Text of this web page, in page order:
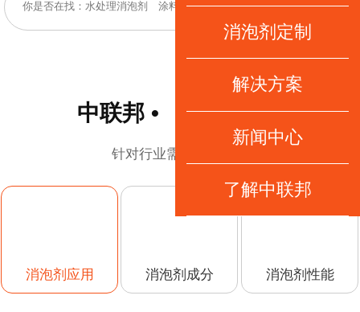
消泡剂定制
解决方案
新闻中心
了解中联邦
中联邦 • 产品
针对行业需求选你所需
消泡剂成分 消泡剂性能